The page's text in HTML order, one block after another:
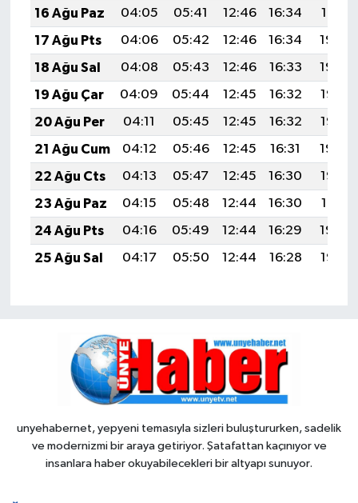
16 Ağu Paz
04:05 05:41 12:46 16:34
19:41
17 Ağu Pts
04:06 05:42 12:46 16:34
19:40
18 Ağu Sal
04:08 05:43 12:46 16:33
19:39
19 Ağu Çar
04:09 05:44 12:45 16:32
19:37
20 Ağu Per
04:11 05:45 12:45 16:32
19:36
21 Ağu Cum
04:12 05:46 12:45 16:31
19:34
22 Ağu Cts
04:13 05:47 12:45 16:30
19:33
23 Ağu Paz
04:15 05:48 12:44 16:30
19:31
24 Ağu Pts
04:16 05:49 12:44 16:29
19:30
25 Ağu Sal
04:17 05:50 12:44 16:28 19:28
unyehabernet, yepyeni temasıyla sizleri buluştururken, sadelik
ve modernizmi bir araya getiriyor. Şatafattan kaçınıyor ve
insanlara haber okuyabilecekleri bir altyapı sunuyor.